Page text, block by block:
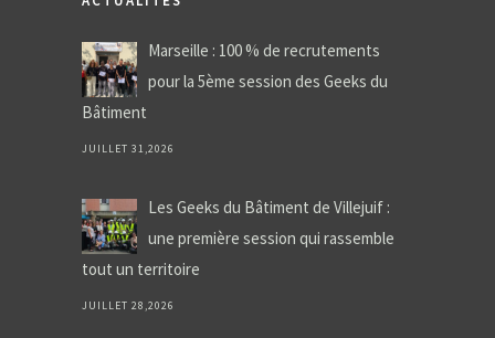
Marseille : 100 % de recrutements
pour la 5ème session des Geeks du
Bâtiment
JUILLET 31,2026
Les Geeks du Bâtiment de Villejuif :
une première session qui rassemble
tout un territoire
JUILLET 28,2026